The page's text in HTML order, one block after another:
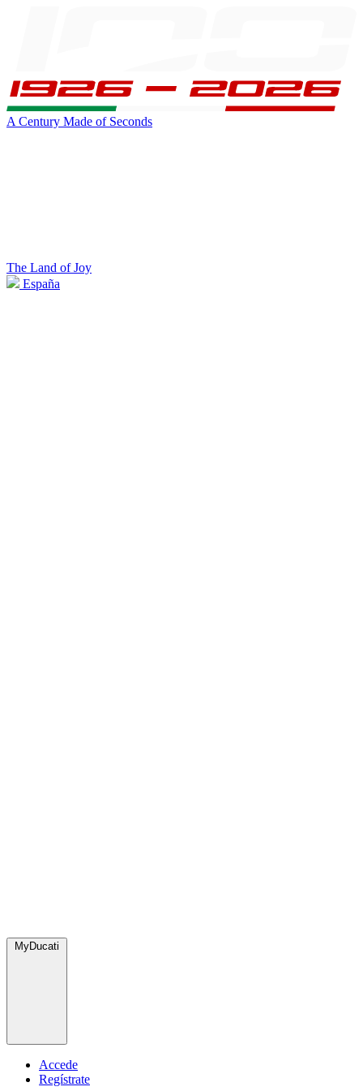
A Century Made of Seconds
The Land of Joy
España
MyDucati
Accede
Regístrate